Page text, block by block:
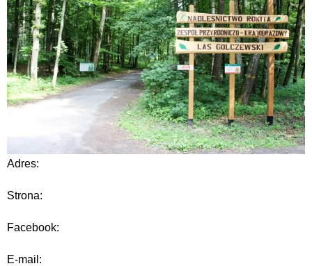
Adres:
Strona:
Facebook:
E-mail: